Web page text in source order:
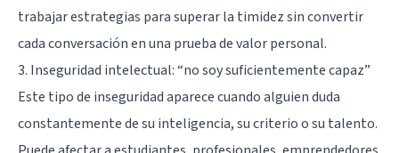
trabajar estrategias parasuperar la timidezsin convertir
cada conversación en una prueba de valor personal.
3. Inseguridad intelectual: “no soy suficientemente capaz”
Este tipo de inseguridad aparece cuando alguien duda
constantemente de su inteligencia, su criterio o su talento.